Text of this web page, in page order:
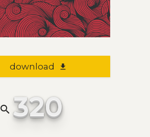
download file_download
search 320